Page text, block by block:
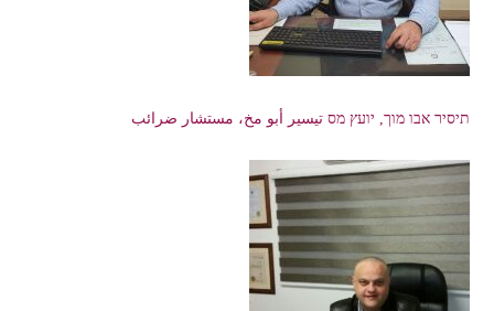
תיסיר אבו מוך, יועץ מס تيسير أبو مخ، مستشار ضرائب